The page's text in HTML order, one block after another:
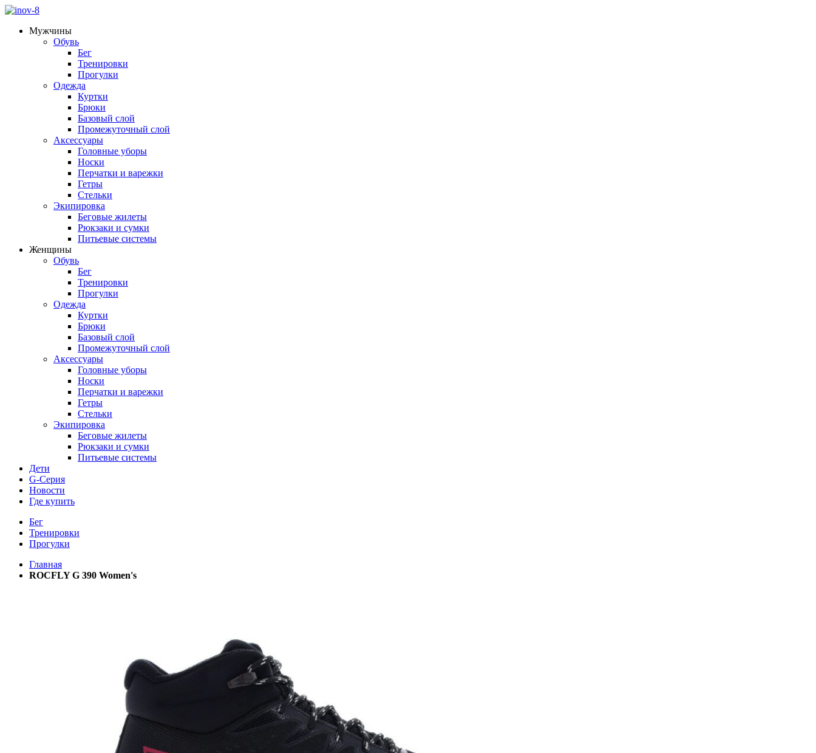
Мужчины
Обувь
Бег
Тренировки
Прогулки
Одежда
Куртки
Брюки
Базовый слой
Промежуточный слой
Аксессуары
Головные уборы
Носки
Перчатки и варежки
Гетры
Стельки
Экипировка
Беговые жилеты
Рюкзаки и сумки
Питьевые системы
Женщины
Обувь
Бег
Тренировки
Прогулки
Одежда
Куртки
Брюки
Базовый слой
Промежуточный слой
Аксессуары
Головные уборы
Носки
Перчатки и варежки
Гетры
Стельки
Экипировка
Беговые жилеты
Рюкзаки и сумки
Питьевые системы
Дети
G-Серия
Новости
Где купить
Бег
Тренировки
Прогулки
Главная
ROCFLY G 390 Women's